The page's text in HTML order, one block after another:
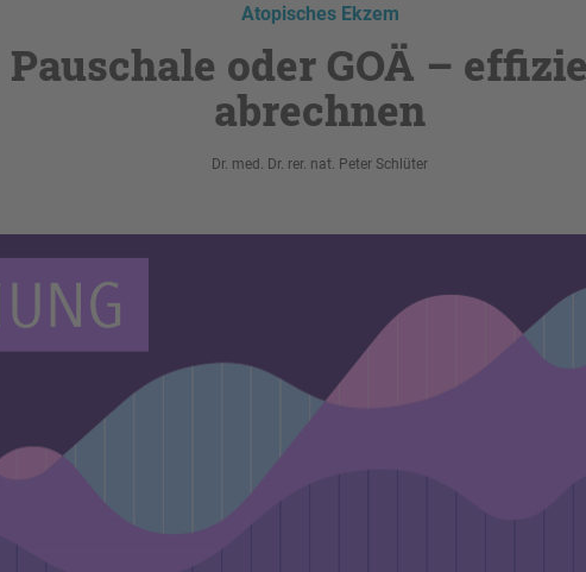
Atopisches Ekzem
Pauschale oder GOÄ –
abrechnen
Dr. med. Dr. rer. nat. Peter Schlüter